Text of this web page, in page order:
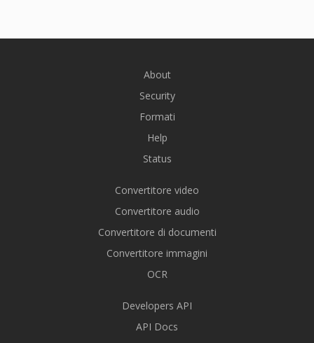
About
Security
Formati
Help
Status
Convertitore video
Convertitore audio
Convertitore di documenti
Convertitore immagini
OCR
Developers API
API Docs